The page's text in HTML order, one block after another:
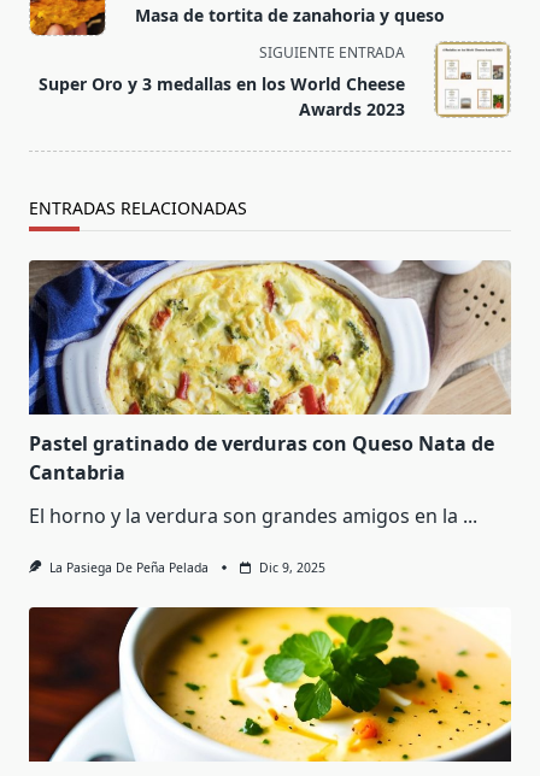
subtitle
reader-
Masa de tortita de zanahoria y queso
SIGUIENTE ENTRADA
Super Oro y 3 medallas en los World Cheese
Awards 2023
ENTRADAS RELACIONADAS
Pastel gratinado de verduras con Queso Nata de
Cantabria
El horno y la verdura son grandes amigos en la ...
La Pasiega De Peña Pelada Dic 9, 2025